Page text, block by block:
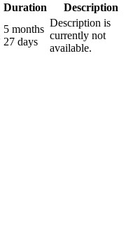
Duration Description
5 months
27 days
Description is
currently not
available.